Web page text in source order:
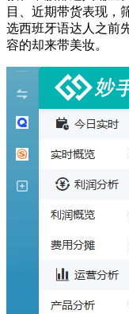
目、近期带货表现，
选西班牙语达人之前
容的却来带美妆。